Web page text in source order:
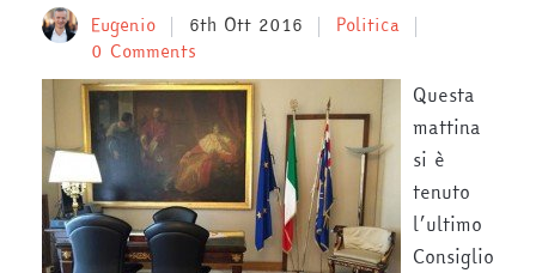
Eugenio 6th Ott 2016
Politica
0 Comments
Questa
mattina
si è
tenuto
l’ultimo
Consiglio